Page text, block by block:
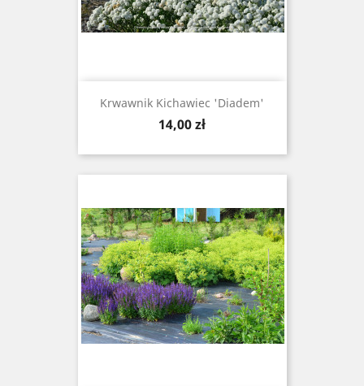
Krwawnik Kichawiec 'Diadem'
Cena
14,00 zł